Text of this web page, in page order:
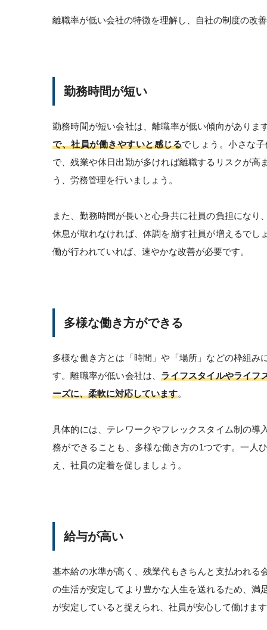
離職率が低い会社の特徴を理解し、自社の制度の改
勤務時間が短い
勤務時間が短い会社は、離職率が低い傾向がありま
で、社員が働きやすいと感じるでしょう。小さな
で、残業や休日出勤が多ければ離職するリスクが
う、労務管理を行いましょう。
また、勤務時間が長いと心身共に社員の負担にな
休息が取れなければ、体調を崩す社員が増えるで
働が行われていれば、速やかな改善が必要です。
多様な働き方ができる
多様な働き方とは「時間」や「場所」などの枠組
す。離職率が低い会社は、ライフスタイルやライフ
ーズに、柔軟に対応しています。
具体的には、テレワークやフレックスタイム制の
務ができることも、多様な働き方の1つです。一人
え、社員の定着を促しましょう。
給与が高い
基本給の水準が高く、残業代もきちんと支払われ
の生活が安定してより豊かな人生を送れるため、
が安定していると捉えられ、社員が安心して働けま